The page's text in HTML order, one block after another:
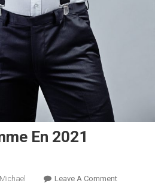
En 2021
Michael Leave A CommentOn